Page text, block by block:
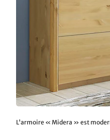
L'armoire « Midera » est